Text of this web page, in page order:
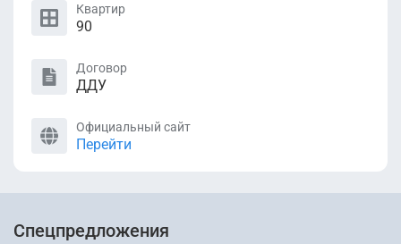
Квартир
90
Договор
ДДУ
Официальный сайт
Перейти
Спецпредложения